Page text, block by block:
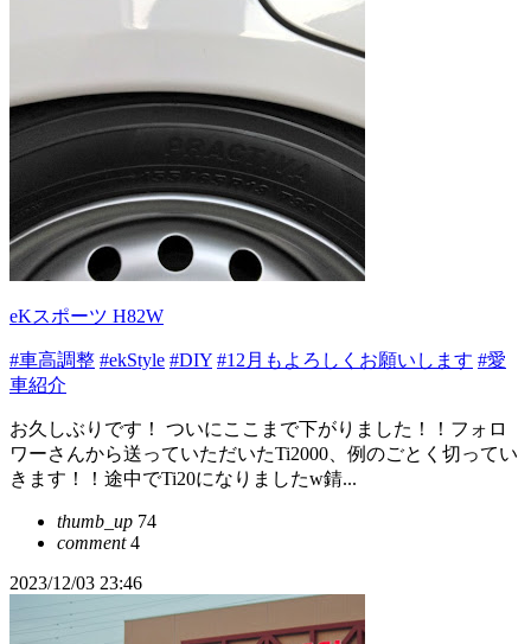
eKスポーツ H82W
#車高調整 #ekStyle #DIY #12月もよろしくお願いします #愛
車紹介
お久しぶりです！ ついにここまで下がりました！！フォロ
ワーさんから送っていただいたTi2000、例のごとく切ってい
きます！！途中でTi20になりましたw錆...
thumb_up 74
comment4
2023/12/03 23:46